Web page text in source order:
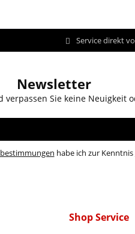
Service direkt
Newsletter
Sie keine Neuigkeit
habe ich zur
Shop Service